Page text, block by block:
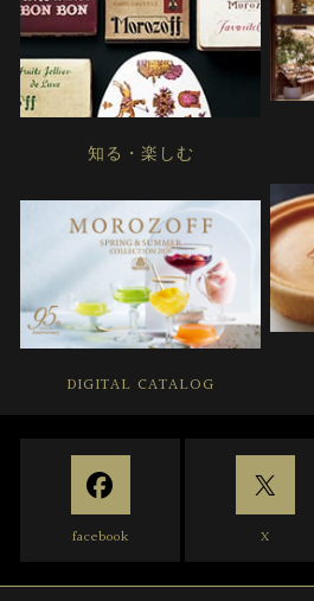
知る・楽しむ
DIGITAL CATALOG
facebook X